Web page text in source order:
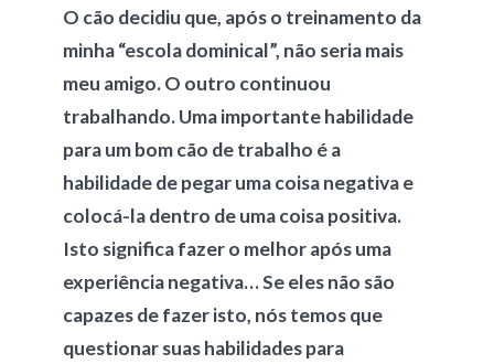
O cão decidiu que, após o treinamento da
minha “escola dominical”, não seria mais
meu amigo. O outro continuou
trabalhando. Uma importante habilidade
para um bom cão de trabalho é a
habilidade de pegar uma coisa negativa e
colocá-la dentro de uma coisa positiva.
Isto significa fazer o melhor após uma
experiência negativa… Se eles não são
capazes de fazer isto, nós temos que
questionar suas habilidades para